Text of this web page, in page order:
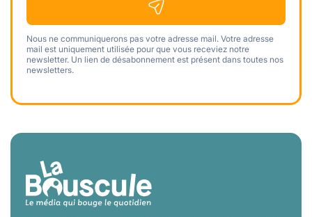
Nous ne communiquerons pas votre adresse mail. Votre adresse
mail est uniquement utilisée pour que vous receviez notre
newsletter. Un lien de désabonnement est présent dans toutes nos
newsletters.